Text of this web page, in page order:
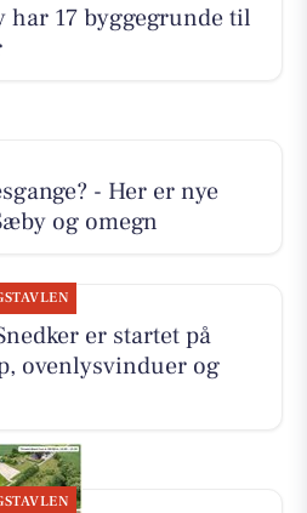
17 byggegrunde til
- Her er nye
og omegn
er startet på
ovenlysvinduer og